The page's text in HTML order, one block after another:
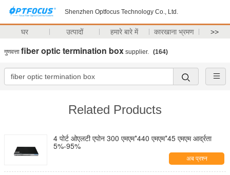
Shenzhen Optfocus Technology Co., Ltd.
घर उत्पादों हमारे बारे में कारखाना भ्रमण >>
गुणवत्ता fiber optic termination box supplier. (164)
Related Products
4 पोर्ट ओएलटी एपोन 300 एमएम*440 एमएम*45 एमएम आर्द्रता
5%-95%
अब प्रश्न